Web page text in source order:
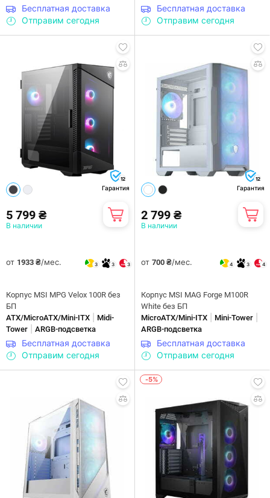
Бесплатная доставка
Отправим сегодня
Бесплатная доставка
Отправим сегодня
12
Гарантия
5 799 ₴
В наличии
от 1933 ₴/мес. 3 3 3
Корпус MSI MPG Velox 100R без
БП
ATX/MicroATX/Mini-ITX
Midi-
Tower
ARGB-подсветка
Бесплатная доставка
Отправим сегодня
12
Гарантия
2 799 ₴
В наличии
от 700 ₴/мес. 4 3 4
Корпус MSI MAG Forge M100R
White без БП
MicroATX/Mini-ITX
Mini-Tower
ARGB-подсветка
Бесплатная доставка
Отправим сегодня
-5%